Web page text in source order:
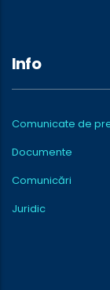
Info
Comunicate de
Documente
Comunicări
Juridic